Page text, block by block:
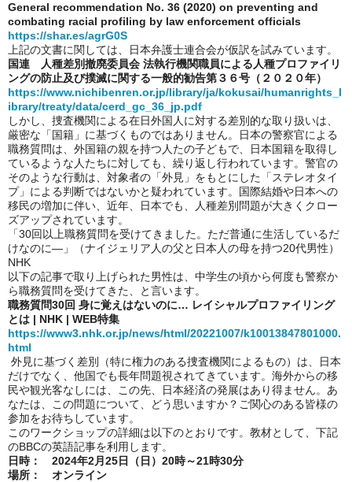
General recommendation No. 36 (2020) on preventing and
combating racial profiling by law enforcement officials
https://shar.es/agrG0S
上記の文書に関しては、日本弁護士連合会が仮訳を試みています。
国連 人種差別撤廃委員会 法執行機関職員による人種プロファイリ
ングの防止及び撲滅に関する一般的勧告第３６号（２０２０年）
https://www.nichibenren.or.jp/library/ja/kokusai/humanrights_l
ibrary/treaty/data/cerd_gc_36_jp.pdf
しかし、捜査機関による在日外国人に対する差別的な取り扱いは、
厳密な「国籍」に基づくものではありません。日本の警察官による
職務質問は、外国籍の親を持つ人たの子どもで、日本国籍を取得し
ているような人たちに対しても、繰り返し行われています。警官の
そのような行動は、対象者の「外見」をもとにした「ステレオタイ
プ」による判断ではないかと疑われています。国際結婚や日本への
移民の増加に伴い、近年、日本でも、人種差別問題が大きくクロー
ズアップされています。
「30回以上職務質問を受けてきました。ただ普通に生活しているだ
けなのに―」（ナイジェリア人の父と日本人の母を持つ20代男性）
NHK
以下の記事で取り上げられた男性は、中学生の頃から何度も警察か
ら職務質問を受けてきた、と言います。
職務質問30回 身に覚えはないのに… レイシャルプロファイリング
とは | NHK | WEB特集
https://www3.nhk.or.jp/news/html/20221007/k10013847801000.
html
外見に基づく差別（特に権力のある捜査機関によるもの）は、日本
だけでなく、他国でも長年問題視されてきています。海外からの移
民や観光客なしには、この先、日本経済の発展はあり得ません。あ
なたは、この問題について、どう思いますか？ご関心のある皆様の
参加をお待ちしています。
このワークショップの詳細は以下のとおりです。教材として、下記
のBBCの英語記事を利用します。
日時： 2024年2月25日（日）20時～21時30分
場所： オンライン